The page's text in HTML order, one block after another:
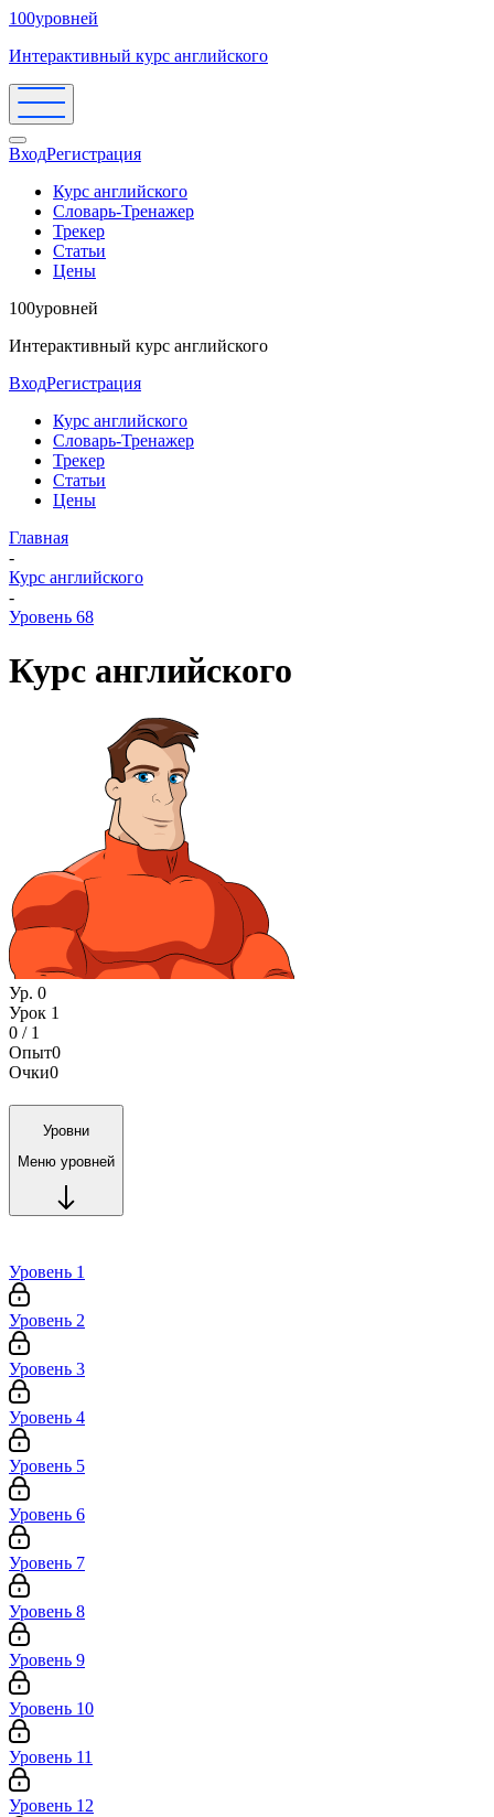
100уровней
Интерактивный курс английского
ВходРегистрация
Курс английского
Словарь-Тренажер
Трекер
Статьи
Цены
100уровней
Интерактивный курс английского
ВходРегистрация
Курс английского
Словарь-Тренажер
Трекер
Статьи
Цены
Главная
-
Курс английского
-
Уровень 68
Курс английского
Ур. 0
Урок 1
0 / 1
Опыт0
Очки0
Уровни
Меню уровней
Уровень 1
Уровень 2
Уровень 3
Уровень 4
Уровень 5
Уровень 6
Уровень 7
Уровень 8
Уровень 9
Уровень 10
Уровень 11
Уровень 12